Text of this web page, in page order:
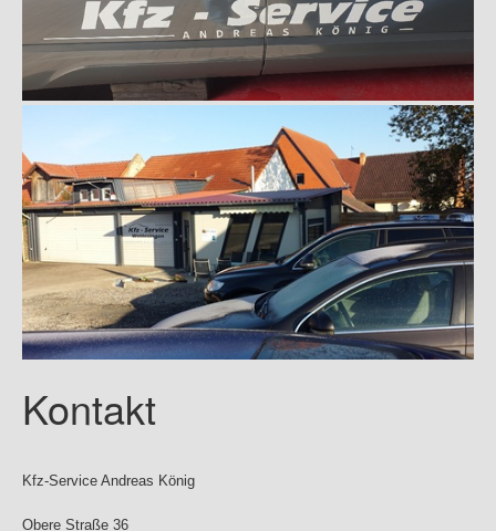
Kontakt
Kfz-Service Andreas König
Obere Straße 36